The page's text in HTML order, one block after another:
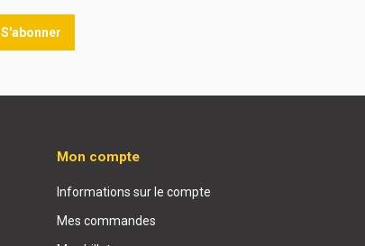
S'abonner
Mon compte
Informations sur le compte
Mes commandes